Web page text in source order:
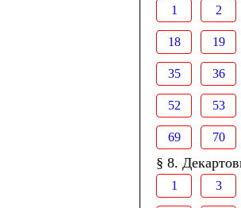
1 2
18 19
35 36
52 53
69 70
§ 8.
1 3